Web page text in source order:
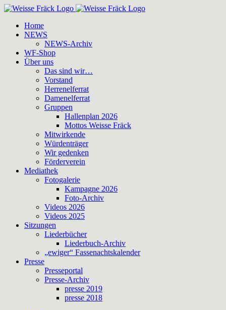
Zum
springenHome
NEWS
NEWS-Archiv
WF-Shop
Über uns
Das sind wir…
Vorstand
Herrenelferrat
Damenelferrat
Gruppen
Hallenplan 2026
Mottos Weisse Fräck
Mitwirkende
Würdenträger
Wir gedenken
Förderverein
Mediathek
Fotogalerie
Kampagne 2026
Foto-Archiv
Videos 2026
Videos 2025
Sitzungen
Liederbücher
Liederbuch-Archiv
„ewiger“ Fassenachtskalender
Presse
Presseportal
Presse-Archiv
presse 2019
presse 2018